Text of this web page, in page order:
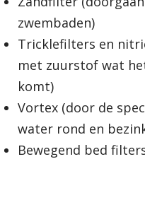
zwembaden)
Tricklefilters en
met zuurstof wat
komt)
Vortex (door de
water rond en
Bewegend bed